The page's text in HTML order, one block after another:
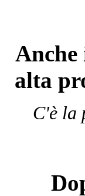
alta
C'è la